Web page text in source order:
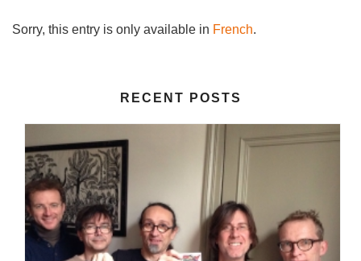
Sorry, this entry is only available in French.
RECENT POSTS